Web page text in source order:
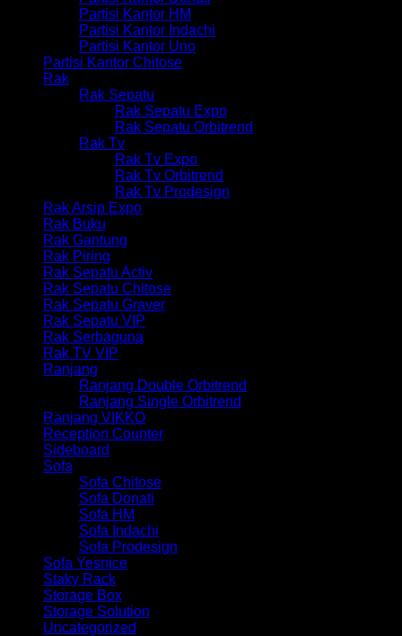
Partisi Kantor HM
Partisi Kantor Indachi
Partisi Kantor Uno
Partisi Kantor Chitose
Rak
Rak Sepatu
Rak Sepatu Expo
Rak Sepatu Orbitrend
Rak Tv
Rak Tv Expo
Rak Tv Orbitrend
Rak Tv Prodesign
Rak Arsip Expo
Rak Buku
Rak Gantung
Rak Piring
Rak Sepatu Activ
Rak Sepatu Chitose
Rak Sepatu Graver
Rak Sepatu VIP
Rak Serbaguna
Rak TV VIP
Ranjang
Ranjang Double Orbitrend
Ranjang Single Orbitrend
Ranjang VIKKO
Reception Counter
Sideboard
Sofa
Sofa Chitose
Sofa Donati
Sofa HM
Sofa Indachi
Sofa Prodesign
Sofa Yesnice
Staky Rack
Storage Box
Storage Solution
Uncategorized